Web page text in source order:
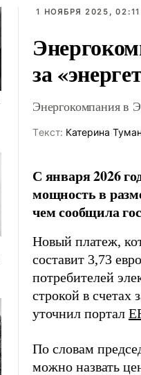
1 НОЯБРЯ 2025, 02:11
за
Энергокомпания в
Tекст: Катерина
С января 2026
мощность в
чем сообщила
Новый платеж,
составит 3,73
потребителей
строкой в счетах
уточнил портал
По словам
можно назвать